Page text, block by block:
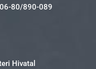
80/890-089
Hivatal